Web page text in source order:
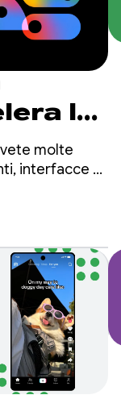
lo
molte
interfacce a
per lo